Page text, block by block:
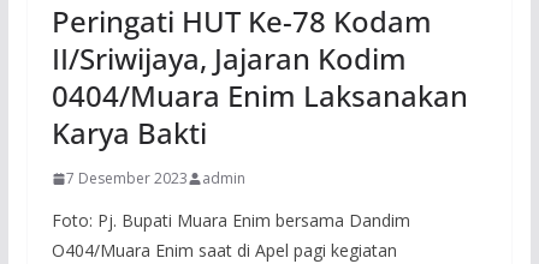
Peringati HUT Ke-78 Kodam
II/Sriwijaya, Jajaran Kodim
0404/Muara Enim Laksanakan
Karya Bakti
7 Desember 2023 admin
Foto: Pj. Bupati Muara Enim bersama Dandim
O404/Muara Enim saat di Apel pagi kegiatan